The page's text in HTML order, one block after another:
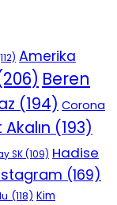
Amerika
Beren
(194) Corona
(193)
SK(109) Hadise
(169)
(118) Kim